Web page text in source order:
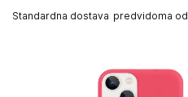
Standardna dostava predvidoma od